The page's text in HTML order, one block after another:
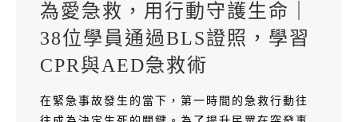
為愛急救，用行動守護生命｜
38位學員通過BLS證照，學習
CPR與AED急救術
在緊急事故發生的當下，第一時間的急救行動往